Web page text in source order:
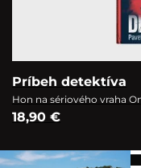
Príbeh detektíva
Hon na sériového vraha
18,90 €